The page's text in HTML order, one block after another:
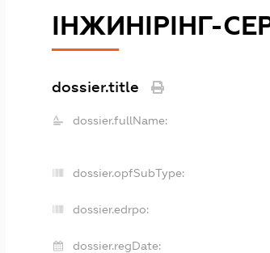
ІНЖИНІРІНГ-
dossier.title
dossier.fullName:
dossier.opfSubType:
dossier.edrpo:
dossier.regDate: